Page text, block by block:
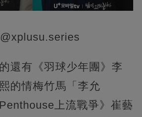
還有《羽球少年團》李
的情梅竹馬「李允
上流戰爭》崔藝